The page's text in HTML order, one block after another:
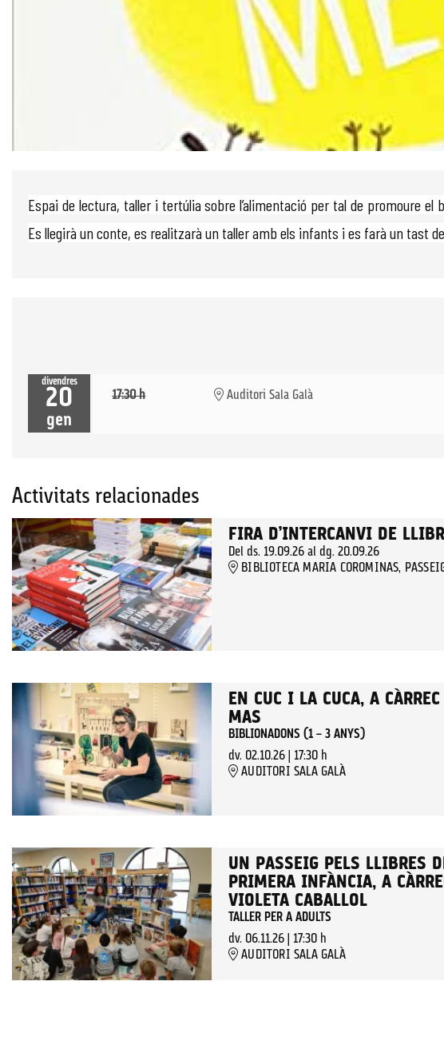
Espai de lectura, taller i tertúlia sobre l’alimentació per tal de promoure
Es llegirà un conte, es realitzarà un taller amb els infants i es farà un tast
divendres
20
gen
17:30 h Auditori Sala Galà
Activitats relacionades
FIRA D’INTERCANVI DE
Del ds. 19.09.26al dg. 20.09.26
BIBLIOTECA MARIA COROMINAS,
EN CUC I LA CUCA, A
MAS
BIBLIONADONS (1 – 3 ANYS)
dv. 02.10.26| 17:30 h
AUDITORI SALA GALÀ
UN PASSEIG PELS LLIBRES
PRIMERA INFÀNCIA, A
VIOLETA CABALLOL
TALLER PER A ADULTS
dv. 06.11.26| 17:30 h
AUDITORI SALA GALÀ